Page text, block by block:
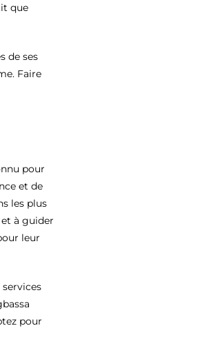
que
de ses
Faire
pour
et de
les plus
à guider
leur
pour